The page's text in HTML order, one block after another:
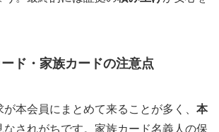
ド・家族カードの注意点
が本会員にまとめて来ることが多く、 本
なされがちです。家族カード名義人の保